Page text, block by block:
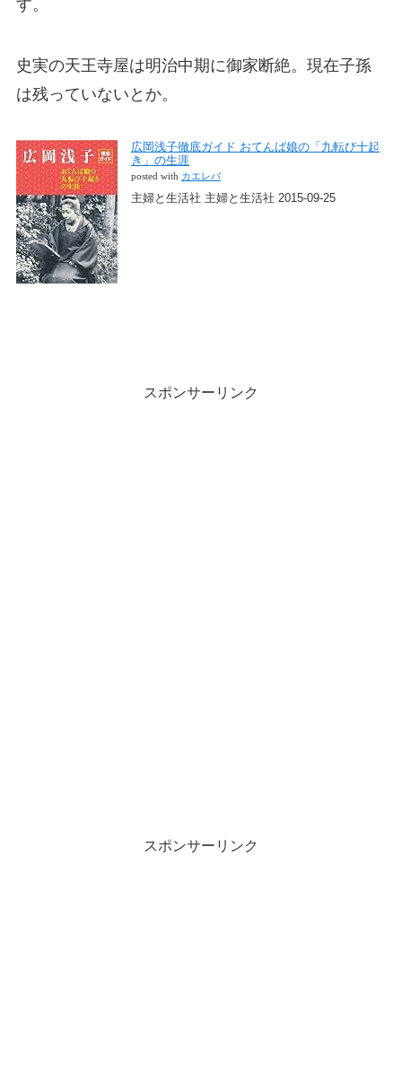
す。
史実の天王寺屋は明治中期に御家断絶。現在子孫
は残っていないとか。
広岡浅子徹底ガイド おてんば娘の「九転び十起
き」の生涯
posted with カエレバ
主婦と生活社 主婦と生活社 2015-09-25
スポンサーリンク
スポンサーリンク